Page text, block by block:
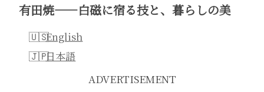
有田焼――白磁に宿る技と、暮らしの美
English
日本語
ADVERTISEMENT